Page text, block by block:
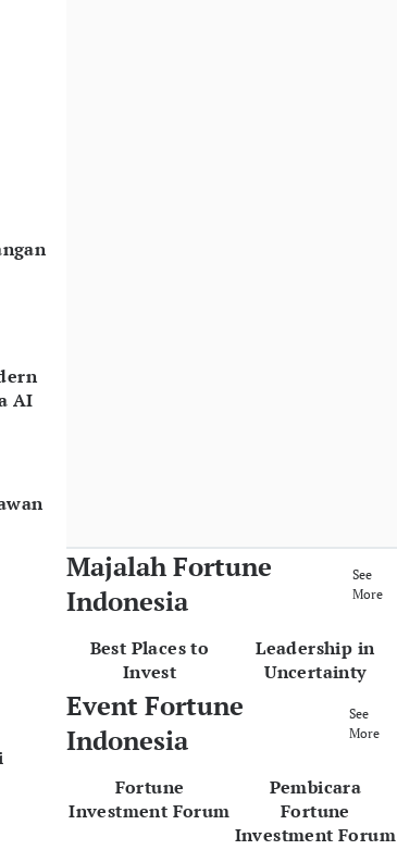
AI
Majalah Fortune
Indonesia
See
More
Best Places to
Invest
Leadership in
Uncertainty
Event Fortune
Indonesia
See
More
Fortune
Investment Forum
Pembicara
Fortune
Investment Forum